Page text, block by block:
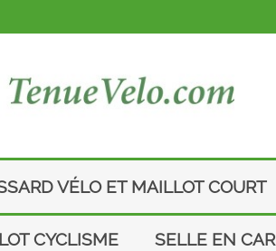
VÉLO ET MAILLOT COURT
CYCLISME SELLE EN